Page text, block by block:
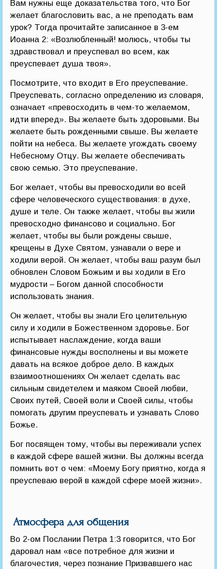
Вам нужны еще доказательства того, что Бог
желает благословить вас, а не преподать вам
урок? Тогда прочитайте записанное в 3-ем
Иоанна 2: «Возлюбленный! молюсь, чтобы ты
здравствовал и преуспевал во всем, как
преуспевает душа твоя».
Посмотрите, что входит в Его преуспевание.
Преуспевать, согласно определению из словаря,
означает «превосходить в чем-то желаемом,
идти вперед». Вы желаете быть здоровыми. Вы
желаете быть рожденными свыше. Вы желаете
пойти на небеса. Вы желаете угождать своему
Небесному Отцу. Вы желаете обеспечивать
свою семью. Это преуспевание.
Бог желает, чтобы вы превосходили во всей
сфере человеческого существования: в духе,
душе и теле. Он также желает, чтобы вы жили
превосходно финансово и социально. Бог
желает, чтобы вы были рождены свыше,
крещены в Духе Святом, узнавали о вере и
ходили верой. Он желает, чтобы ваш разум был
обновлен Словом Божьим и вы ходили в Его
мудрости – Богом данной способности
использовать знания.
Он желает, чтобы вы знали Его целительную
силу и ходили в Божественном здоровье. Бог
испытывает наслаждение, когда ваши
финансовые нужды восполнены и вы можете
давать на всякое доброе дело. В каждых
взаимоотношениях Он желает сделать вас
сильным свидетелем и маяком Своей любви,
Своих путей, Своей воли и Своей силы, чтобы
помогать другим преуспевать и узнавать Слово
Божье.
Бог посвящен тому, чтобы вы переживали успех
в каждой сфере вашей жизни. Вы должны всегда
помнить вот о чем: «Моему Богу приятно, когда я
преуспеваю верой в каждой сфере моей жизни».
Атмосфера для общения
Во 2-ом Послании Петра 1:3 говорится, что Бог
даровал нам «все потребное для жизни и
благочестия, через познание Призвавшего нас